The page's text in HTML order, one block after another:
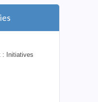
: Initiatives